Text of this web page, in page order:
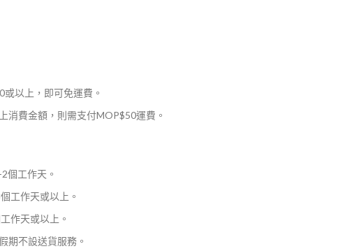
以上，即可免運費。
消費金額，則需支付MOP$50運費。
個工作天。
工作天或以上。
作天或以上。
期不設送貨服務。